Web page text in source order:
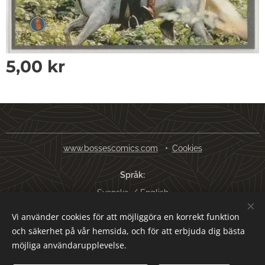
5,00 kr
www.bossescomics.com Cookies
Språk
Svenska
English
Valutor
SEK kr
USD $ EUR € AUD $
Vi använder cookies för att möjliggöra en korrekt funktion
och säkerhet på vår hemsida, och för att erbjuda dig bästa
möjliga användarupplevelse.